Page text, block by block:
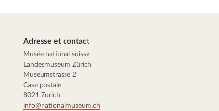
Adresse et contact
Musée national suisse
Landesmuseum Zürich
Museumstrasse 2
Case postale
8021 Zurich
info@nationalmuseum.ch